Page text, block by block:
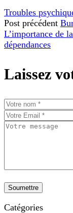
Troubles
Post précédent
L’importance de
dépendances
Laissez
Catégories